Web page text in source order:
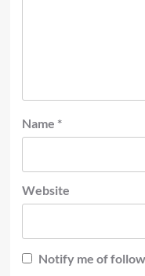
Name *
Website
Notify me of